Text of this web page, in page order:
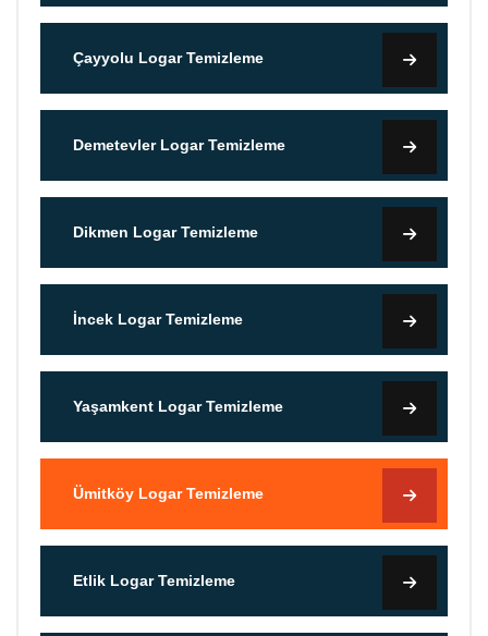
Çayyolu Logar Temizleme
Demetevler Logar Temizleme
Dikmen Logar Temizleme
İncek Logar Temizleme
Yaşamkent Logar Temizleme
Ümitköy Logar Temizleme
Etlik Logar Temizleme